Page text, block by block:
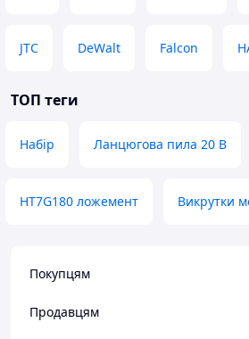
JTC DeWalt Falcon
ТОП теги
Набір Ланцюгова пила 20 В
HT7G180 ложемент Викрутки
Покупцям
Продавцям